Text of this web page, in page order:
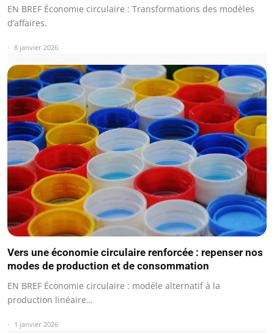
EN BREF Économie circulaire : Transformations des modèles
d’affaires.
8 janvier 2026
Vers une économie circulaire renforcée : repenser nos
modes de production et de consommation
EN BREF Économie circulaire : modèle alternatif à la
production linéaire…
1 janvier 2026